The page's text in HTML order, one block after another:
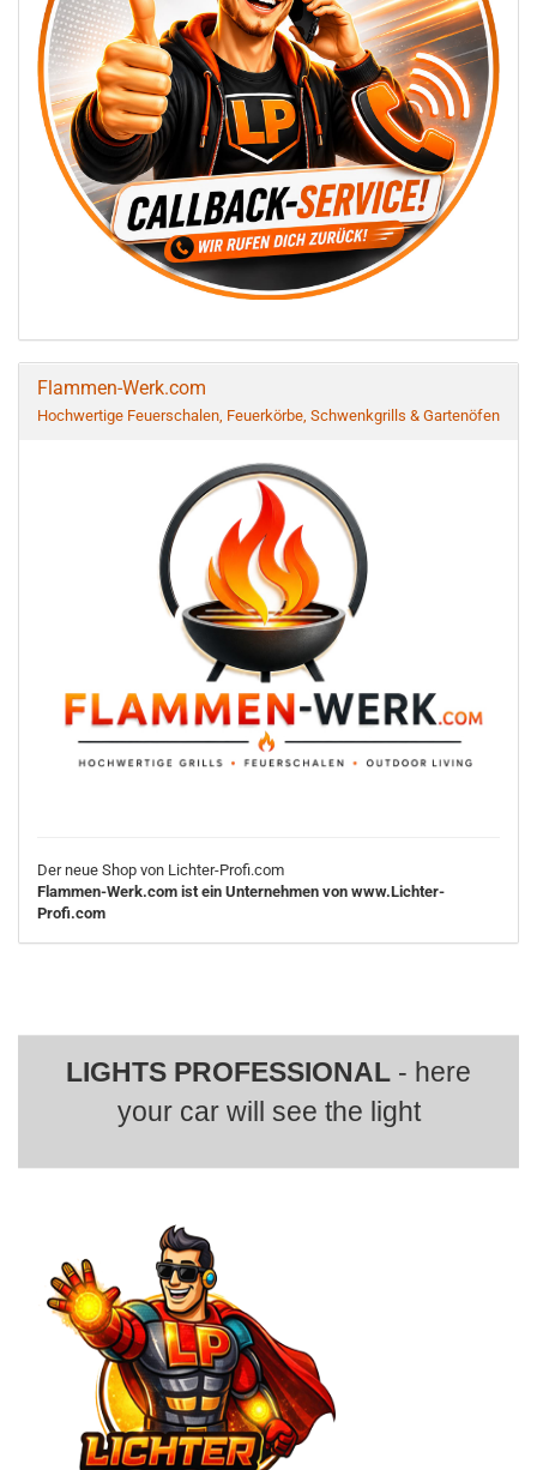
Flammen-Werk.com
Hochwertige Feuerschalen, Feuerkörbe, Schwenkgrills & Gartenöfen
Der neue Shop von Lichter-Profi.com
Flammen-Werk.com ist ein Unternehmen von www.Lichter-
Profi.com
LIGHTS PROFESSIONAL - here
your car will see the light